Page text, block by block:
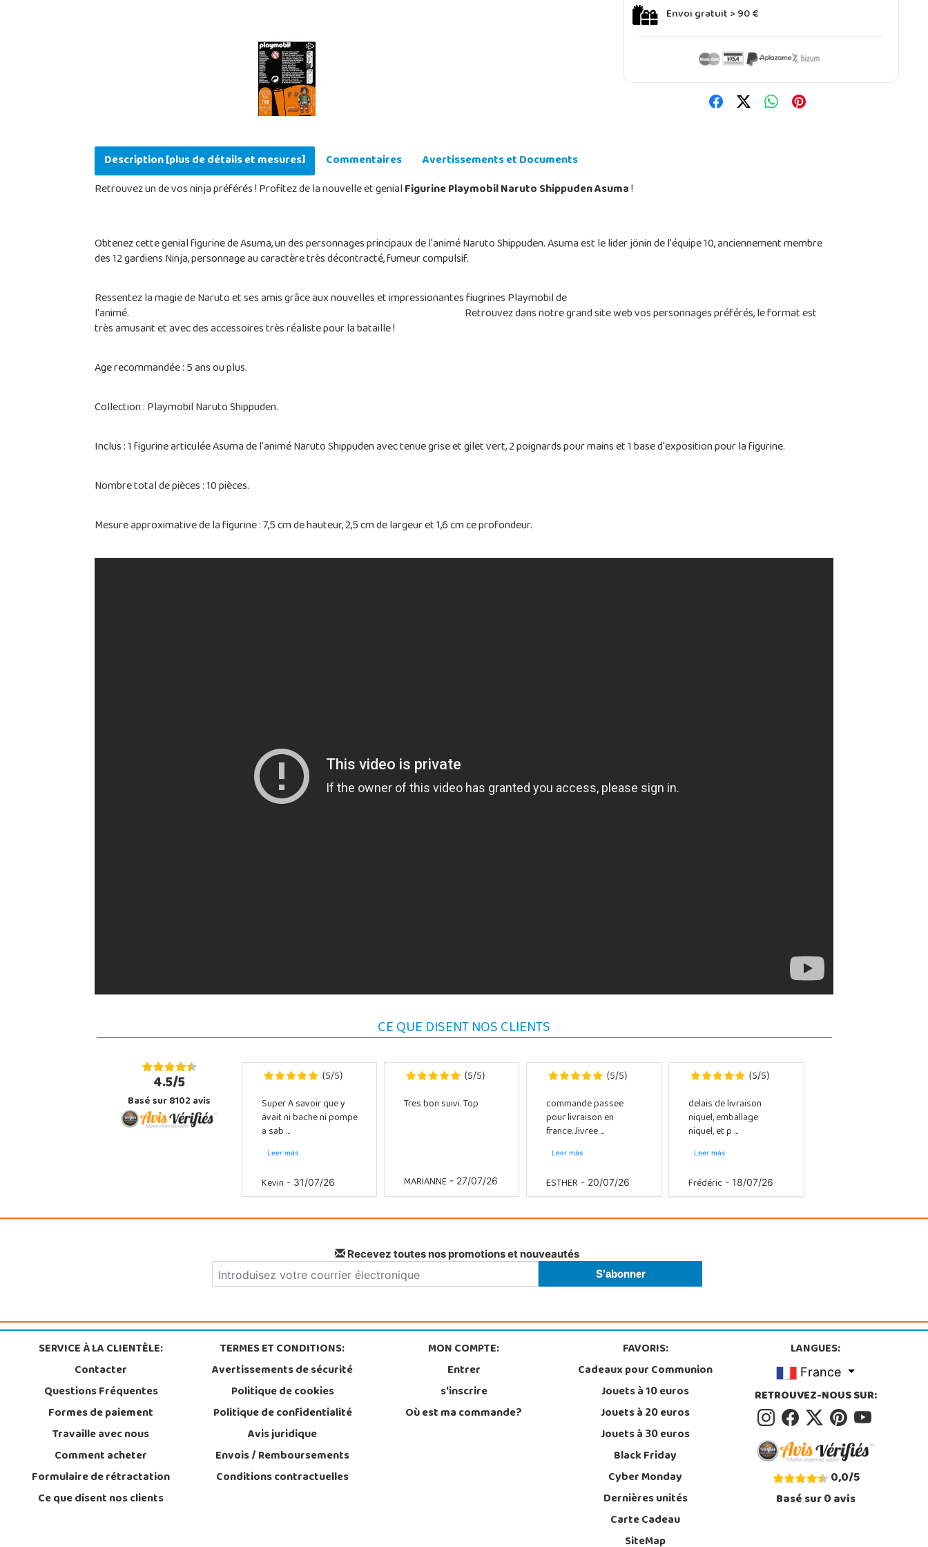
Envoi gratuit > 90 €
Description [plus de détails et mesures] Commentaires
Avertissements et Documents
Retrouvez un de vos ninja préférés ! Profitez de la nouvelle et genialFigurine Playmobil Naruto Shippuden Asuma!
Obtenez cette genial figurine de Asuma, un des personnages principaux de l'animé Naruto Shippuden. Asuma est le lider jönin de l'équipe 10, anciennement membre
des 12 gardiens Ninja, personnage au caractère très décontracté, fumeur compulsif.
Ressentez la magie de Naruto et ses amis grâce aux nouvelles et impressionantes fiugrines Playmobil de
l'animé. Retrouvez dans notre grand site web vos personnages préférés, le format est
très amusant et avec des accessoires très réaliste pour la bataille !
Age recommandée : 5 ans ou plus.
Collection : Playmobil Naruto Shippuden.
Inclus : 1 figurine articulée Asuma de l'animé Naruto Shippuden avec tenue grise et gilet vert, 2 poignards pour mains et 1 base d'exposition pour la figurine.
Nombre total de pièces : 10 pièces.
Mesure approximative de la figurine : 7,5 cm de hauteur, 2,5 cm de largeur et 1,6 cm ce profondeur.
CE QUE DISENT NOS CLIENTS
4.5/5
Basé sur 8102 avis
(5/5)
Super A savoir que y
avait ni bache ni pompe
a sab ...
Leer más
Kevin - 31/07/26
(5/5)
Tres bon suivi. Top
MARIANNE- 27/07/26
(5/5)
commande passee
pour livraison en
france...livree ...
Leer más
ESTHER - 20/07/26
(5/5)
delais de livraison
niquel, emballage
niquel, et p ...
Leer más
Frédéric- 18/07/26
Recevez toutes nos promotions et nouveautés
SERVICE À LA CLIENTÈLE:
Contacter
Questions Fréquentes
Formes de paiement
Travaille avec nous
Comment acheter
Formulaire de rétractation
Ce que disent nos clients
TERMES ET CONDITIONS:
Avertissements de sécurité
Politique de cookies
Politique de confidentialité
Avis juridique
Envois / Remboursements
Conditions contractuelles
MON COMPTE:
Entrer
s'inscrire
Où est ma commande?
FAVORIS:
Cadeaux pour Communion
Jouets à 10 euros
Jouets à 20 euros
Jouets à 30 euros
Black Friday
Cyber Monday
Dernières unités
Carte Cadeau
SiteMap
LANGUES:
France
RETROUVEZ-NOUS SUR:
0,0/5
Basé sur0avis